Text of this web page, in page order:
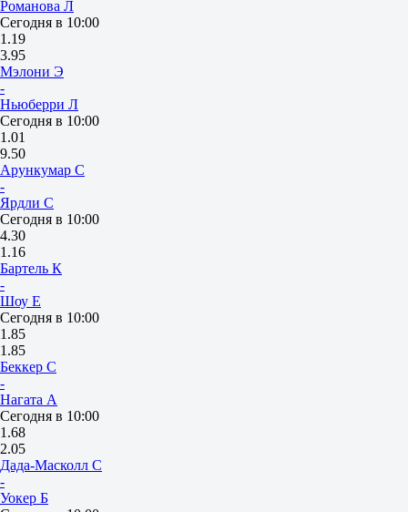
Романова Л
Сегодня в 10:00
1.19
3.95
Мэлони Э
-
Ньюберри Л
Сегодня в 10:00
1.01
9.50
Арункумар С
-
Ярдли С
Сегодня в 10:00
4.30
1.16
Бартель К
-
Шоу Е
Сегодня в 10:00
1.85
1.85
Беккер С
-
Нагата А
Сегодня в 10:00
1.68
2.05
Дада-Масколл С
-
Уокер Б